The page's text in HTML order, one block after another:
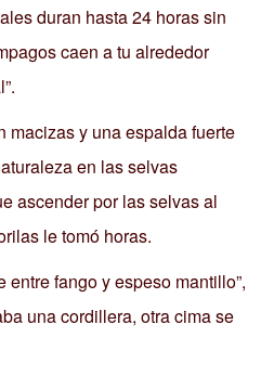
duran hasta 24 horas sin
caen a tu alrededor
macizas y una espalda fuerte
en las selvas
ascender por las selvas al
le tomó horas.
entre fango y espeso mantillo”,
una cordillera, otra cima se